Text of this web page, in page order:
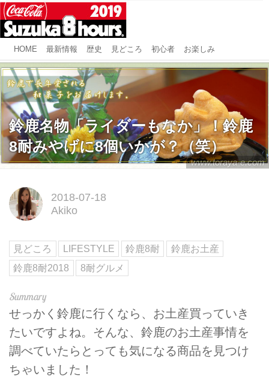
HOME 最新情報 歴史 見どころ 初心者 お楽しみ
www.toraya-e.com
鈴鹿名物「ライダーもなか」！鈴鹿
8耐みやげに8個いかが？（笑）
2018-07-18
Akiko
見どころ LIFESTYLE 鈴鹿8耐
鈴鹿お土産
鈴鹿8耐2018
8耐グルメ
せっかく鈴鹿に行くなら、お土産買っていき
たいですよね。そんな、鈴鹿のお土産事情を
調べていたらとっても気になる商品を見つけ
ちゃいました！